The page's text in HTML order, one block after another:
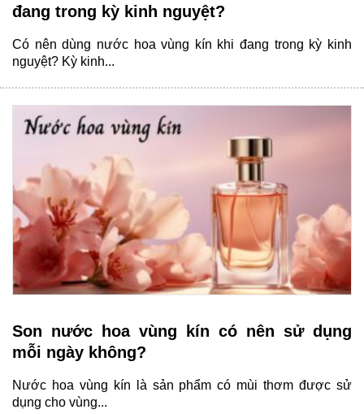
đang trong kỳ kinh nguyệt?
Có nên dùng nước hoa vùng kín khi đang trong kỳ kinh
nguyệt? Kỳ kinh...
Son nước hoa vùng kín có nên sử dụng
mỗi ngày không?
Nước hoa vùng kín là sản phẩm có mùi thơm được sử
dụng cho vùng...